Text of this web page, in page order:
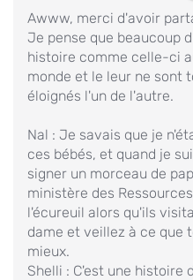
Awww, merci d'avoir
Je pense que beaucoup
histoire comme celle-ci
monde et le leur ne sont
éloignés l'un de l'autre.
Nal : Je savais que je
ces bébés, et quand je
signer un morceau de
ministère des
l'écureuil alors qu'ils
dame et veillez à ce que
mieux.
Shelli : C'est une histoire